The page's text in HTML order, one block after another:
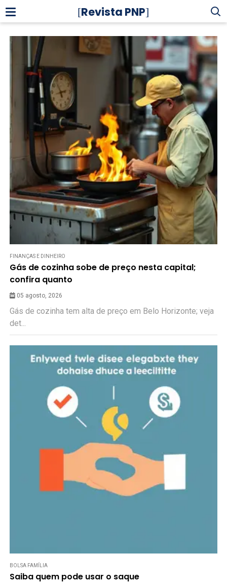
Revista PNP
FINANÇAS E DINHEIRO
Gás de cozinha sobe de preço nesta capital;
confira quanto
05 agosto, 2026
Gás de cozinha tem alta de preço em Belo Horizonte; veja
det...
BOLSA FAMÍLIA
Saiba quem pode usar o saque